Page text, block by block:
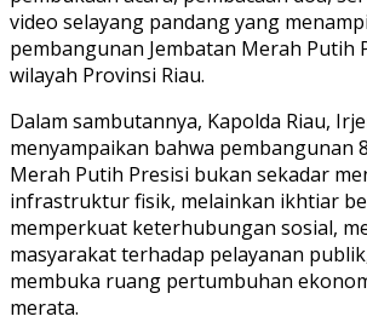
video selayang pandang yang
pembangunan Jembatan Merah Putih
wilayah Provinsi Riau.
Dalam sambutannya, Kapolda Riau,
menyampaikan bahwa pembangunan
Merah Putih Presisi bukan sekadar
infrastruktur fisik, melainkan ikhtiar
memperkuat keterhubungan sosial,
masyarakat terhadap pelayanan
membuka ruang pertumbuhan
merata.